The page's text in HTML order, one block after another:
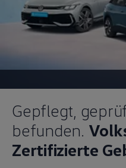
Gepflegt,
befunden.
Zertifizierte